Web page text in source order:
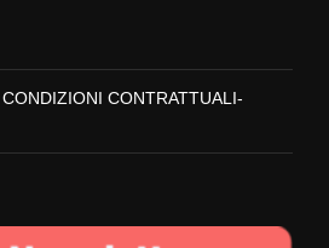
CONTRATTUALI-